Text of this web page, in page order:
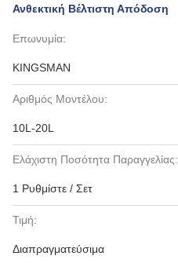
Ανθεκτική Βέλτιστη Απόδοση
Επωνυμία:
KINGSMAN
Αριθμός Μοντέλου:
10L-20L
Ελάχιστη Ποσότητα Παραγγελίας:
1 Ρυθμίστε / Σετ
Τιμή:
Διαπραγματεύσιμα